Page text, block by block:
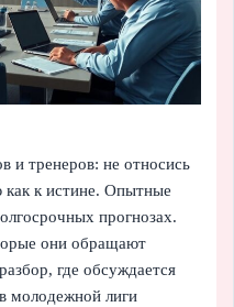
и тренеров: не относись
к истине. Опытные
прогнозах.
они обращают
где обсуждается
молодежной лиги